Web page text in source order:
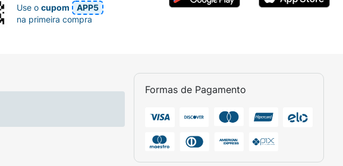
Formas de Pagamento
Use ocupom
APP5
na primeira compra